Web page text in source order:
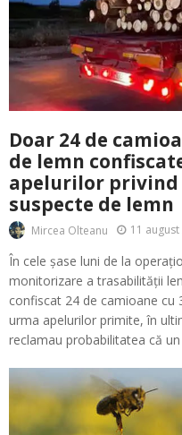
Doar 24 de
de lemn
apelurilor
suspecte de lemn
Mircea Olteanu 11
În cele șase luni de la
monitorizare a trasabilității
confiscat 24 de camioane cu
urma apelurilor primite, în
reclamau probabilitatea că